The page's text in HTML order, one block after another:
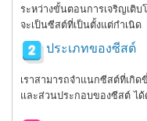
ระหว่างขั้นตอนการเจริญเติ
จะเป็นซีสต์ที่เป็นตั้งแต่กำเนิด
ประเภทของซีสต์
เราสามารถจำแนกซีสต์ที่เกิ
และส่วนประกอบของซีสต์ ได้